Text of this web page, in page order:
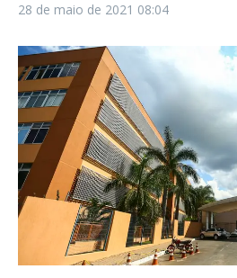
28 de maio de 2021 08:04